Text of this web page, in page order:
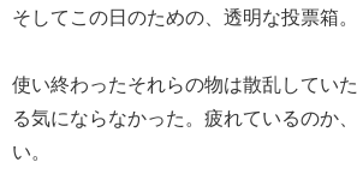
そしてこの日のための、透明な投票箱。
使い終わったそれらの物は散乱してい
る気にならなかった。疲れているのか
い。